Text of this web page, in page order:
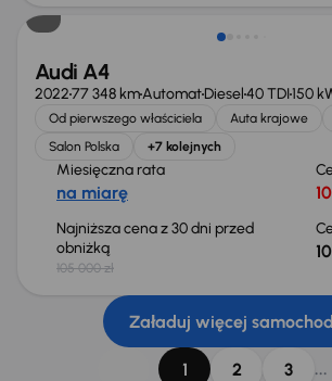
Audi A4
202277 348 kmAutomatDiesel40 TDI150
Od pierwszego właściciela Auta krajowe
Salon Polska
+7 kolejnych
Miesięczna rata
na miarę
Najniższa cena z 30 dni przed
obniżką
105 000 zł
Załaduj więcej
1 2 3 ...